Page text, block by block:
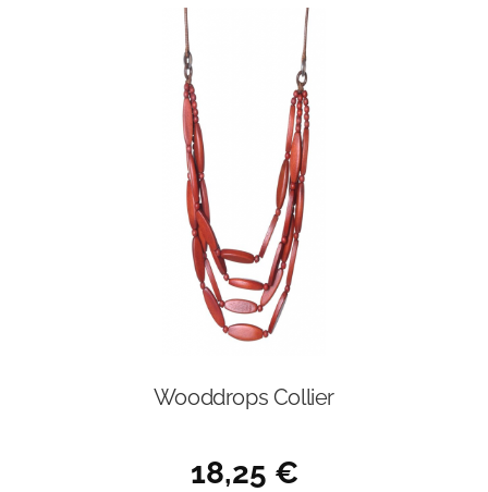
Wooddrops Collier
18,25 €